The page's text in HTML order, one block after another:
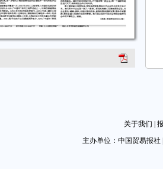
关于我们
主办单位：中国贸易报